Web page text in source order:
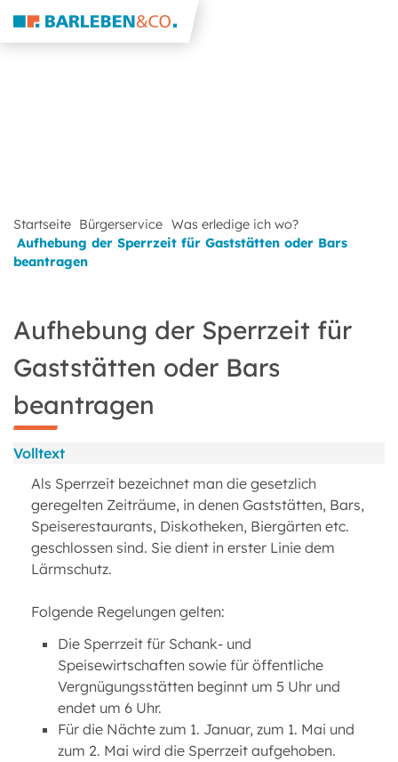
Startseite Bürgerservice Was erledige ich wo?
Aufhebung der Sperrzeit für Gaststätten oder Bars
beantragen
Aufhebung der Sperrzeit für
Gaststätten oder Bars
beantragen
Volltext
Als Sperrzeit bezeichnet man die gesetzlich
geregelten Zeiträume, in denen Gaststätten, Bars,
Speiserestaurants, Diskotheken, Biergärten etc.
geschlossen sind. Sie dient in erster Linie dem
Lärmschutz.
Folgende Regelungen gelten:
Die Sperrzeit für Schank- und
Speisewirtschaften sowie für öffentliche
Vergnügungsstätten beginnt um 5 Uhr und
endet um 6 Uhr.
Für die Nächte zum 1. Januar, zum 1. Mai und
zum 2. Mai wird die Sperrzeit aufgehoben.